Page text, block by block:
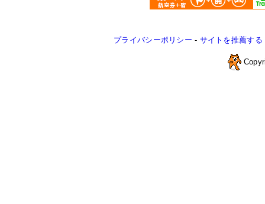
プライバシーポリシー - サイトを推薦する